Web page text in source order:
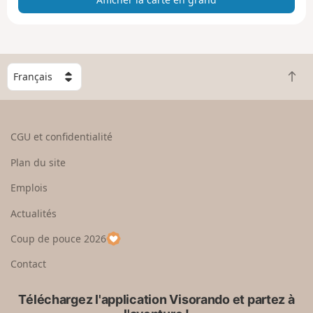
e
g
n
C
h
o
e
u
p
a
R
e
CGU et confidentialité
Plan du site
Emplois
Actualités
Coup de pouce 2026
Contact
Téléchargez l'application Visorando et partez à